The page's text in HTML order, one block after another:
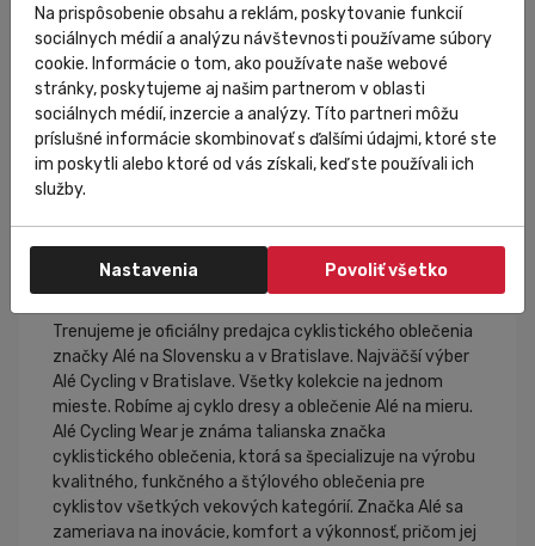
Alé Cycling Wear
Trenujeme je oficiálny predajca cyklistického oblečenia
značky Alé na Slovensku a v Bratislave. Najväčší výber
Alé Cycling v Bratislave. Všetky kolekcie na jednom
mieste. Robíme aj cyklo dresy a oblečenie Alé na mieru.
Alé Cycling Wear je známa talianska značka
cyklistického oblečenia, ktorá sa špecializuje na výrobu
kvalitného, funkčného a štýlového oblečenia pre
cyklistov všetkých vekových kategórií. Značka Alé sa
zameriava na inovácie, komfort a výkonnosť, pričom jej
Na prispôsobenie obsahu a reklám, poskytovanie funkcií
sociálnych médií a analýzu návštevnosti používame súbory
cookie. Informácie o tom, ako používate naše webové
stránky, poskytujeme aj našim partnerom v oblasti
sociálnych médií, inzercie a analýzy. Títo partneri môžu
príslušné informácie skombinovať s ďalšími údajmi, ktoré ste
im poskytli alebo ktoré od vás získali, keď ste používali ich
služby.
Nastavenia Povoliť všetko